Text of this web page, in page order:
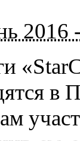
2016
в